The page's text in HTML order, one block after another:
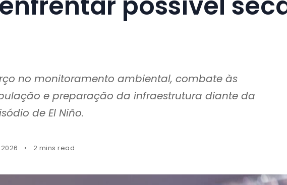
no monitoramento ambiental, combate às
e preparação da infraestrutura diante da
de El Niño.
2 mins read